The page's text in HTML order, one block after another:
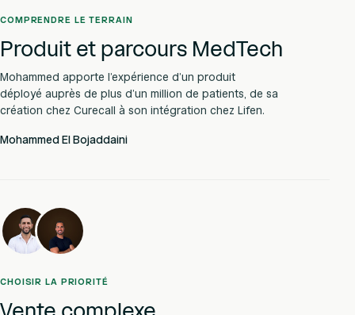
COMPRENDRE LE TERRAIN
Produit et parcours MedTech
Mohammed apporte l’expérience d’un produit
déployé auprès de plus d’un million de patients, de sa
création chez Curecall à son intégration chez Lifen.
Mohammed El Bojaddaini
CHOISIR LA PRIORITÉ